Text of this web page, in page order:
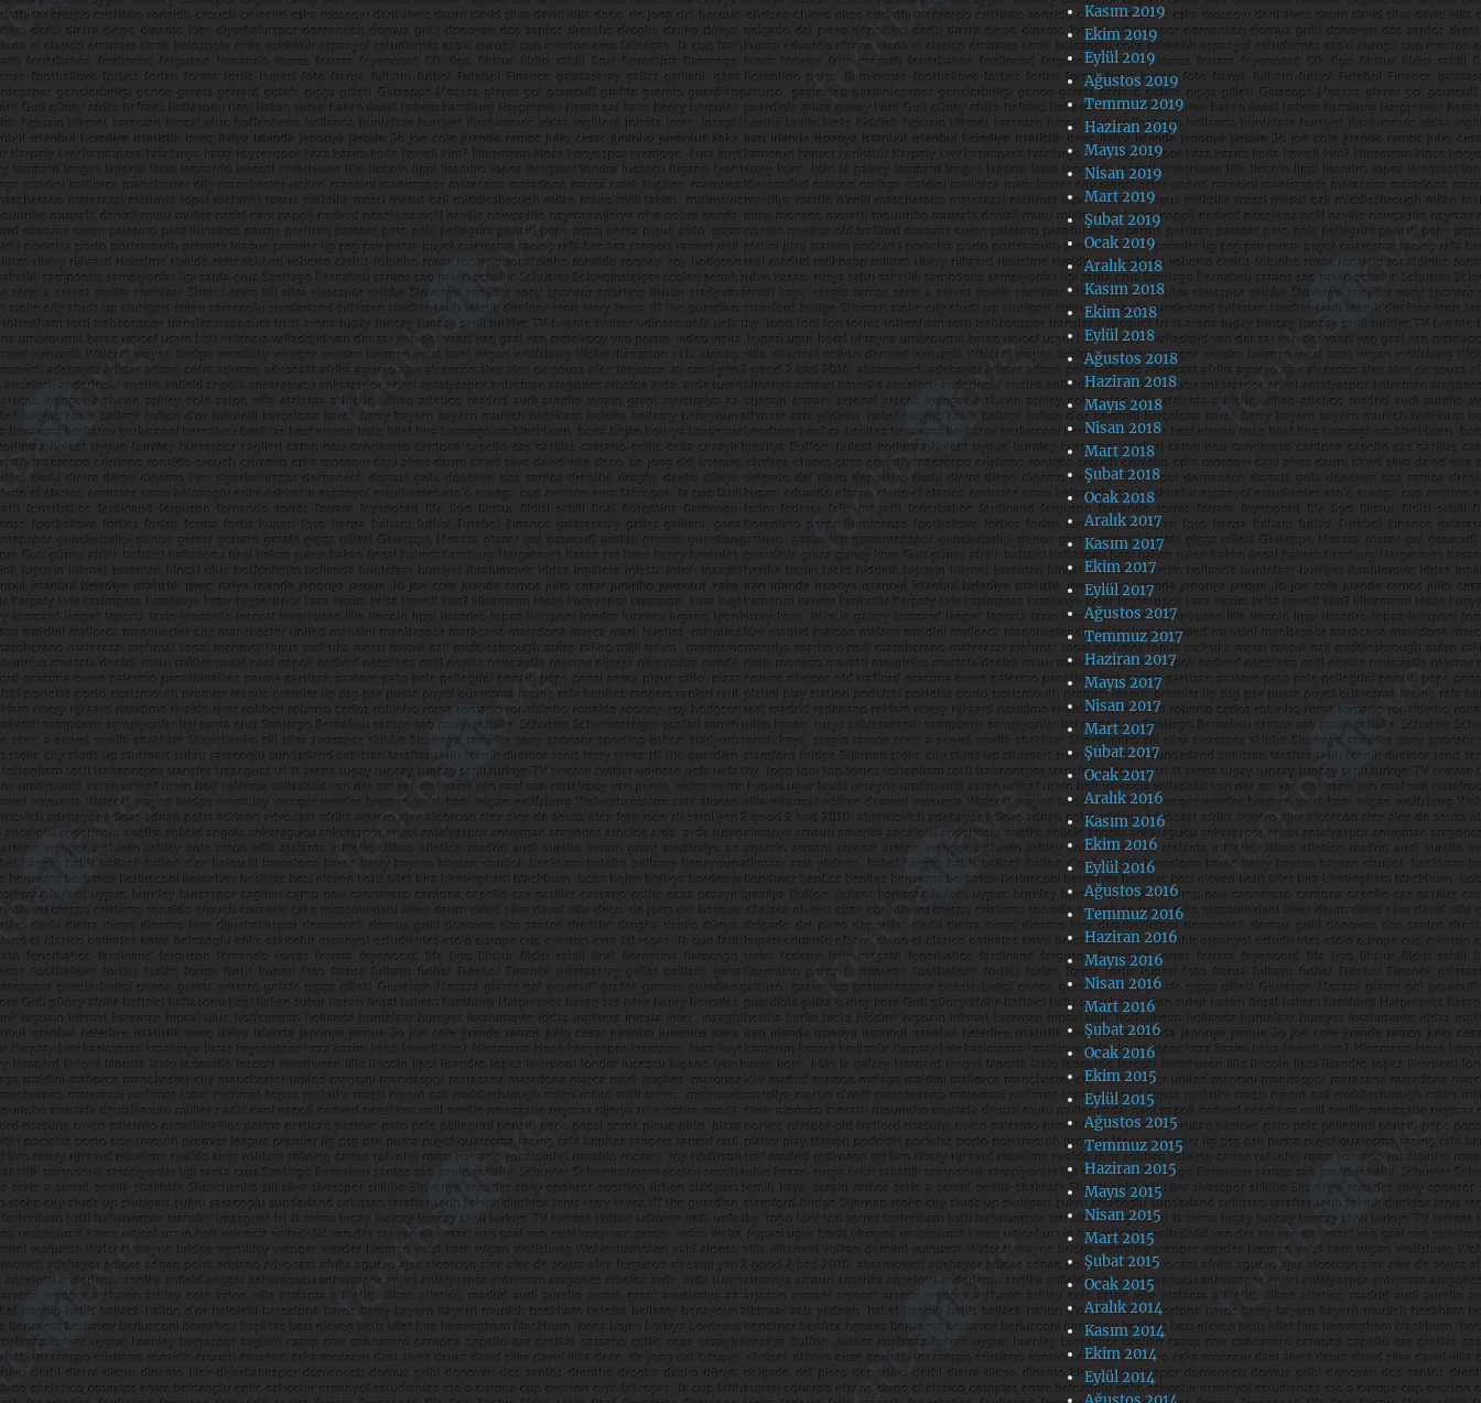
Kasım 2019
Ekim 2019
Eylül 2019
Ağustos 2019
Temmuz 2019
Haziran 2019
Mayıs 2019
Nisan 2019
Mart 2019
Şubat 2019
Ocak 2019
Aralık 2018
Kasım 2018
Ekim 2018
Eylül 2018
Ağustos 2018
Haziran 2018
Mayıs 2018
Nisan 2018
Mart 2018
Şubat 2018
Ocak 2018
Aralık 2017
Kasım 2017
Ekim 2017
Eylül 2017
Ağustos 2017
Temmuz 2017
Haziran 2017
Mayıs 2017
Nisan 2017
Mart 2017
Şubat 2017
Ocak 2017
Aralık 2016
Kasım 2016
Ekim 2016
Eylül 2016
Ağustos 2016
Temmuz 2016
Haziran 2016
Mayıs 2016
Nisan 2016
Mart 2016
Şubat 2016
Ocak 2016
Ekim 2015
Eylül 2015
Ağustos 2015
Temmuz 2015
Haziran 2015
Mayıs 2015
Nisan 2015
Mart 2015
Şubat 2015
Ocak 2015
Aralık 2014
Kasım 2014
Ekim 2014
Eylül 2014